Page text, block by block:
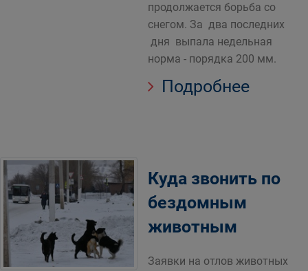
продолжается борьба со
снегом. За два последних
дня выпала недельная
норма - порядка 200 мм.
Подробнее
Куда звонить по
бездомным
животным
Заявки на отлов животных